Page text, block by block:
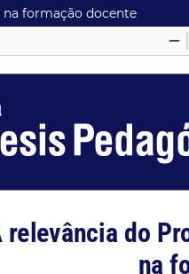
formação docente